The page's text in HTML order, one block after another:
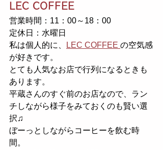
LEC COFFEE
営業時間：11：00～18：00
定休日：水曜日
私は個人的に、
LEC COFFEE の空気感
が好きです。
とても人気なお店で行列になるときも
あります。
平蔵さんのすぐ前のお店なので、ラン
チしながら様子をみておくのも賢い選
択♫
ぼーっとしながらコーヒーを飲む時
間。